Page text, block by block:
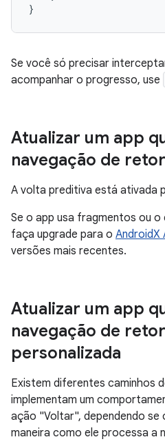
}
Se você só precisar
acompanhar o progresso, use
Atualizar um app
navegação de
A volta preditiva está ativada
Se o app usa fragmentos ou
faça upgrade para o AndroidX
versões mais recentes.
Atualizar um app
navegação de
personalizada
Existem diferentes caminhos
implementam um
ação "Voltar", dependendo se
maneira como ele processa a